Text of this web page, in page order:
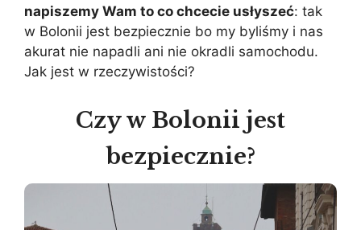
napiszemy Wam to co chcecie usłyszeć: tak
w Bolonii jest bezpiecznie bo my byliśmy i nas
akurat nie napadli ani nie okradli samochodu.
Jak jest w rzeczywistości?
Czy w Bolonii jest
bezpiecznie?